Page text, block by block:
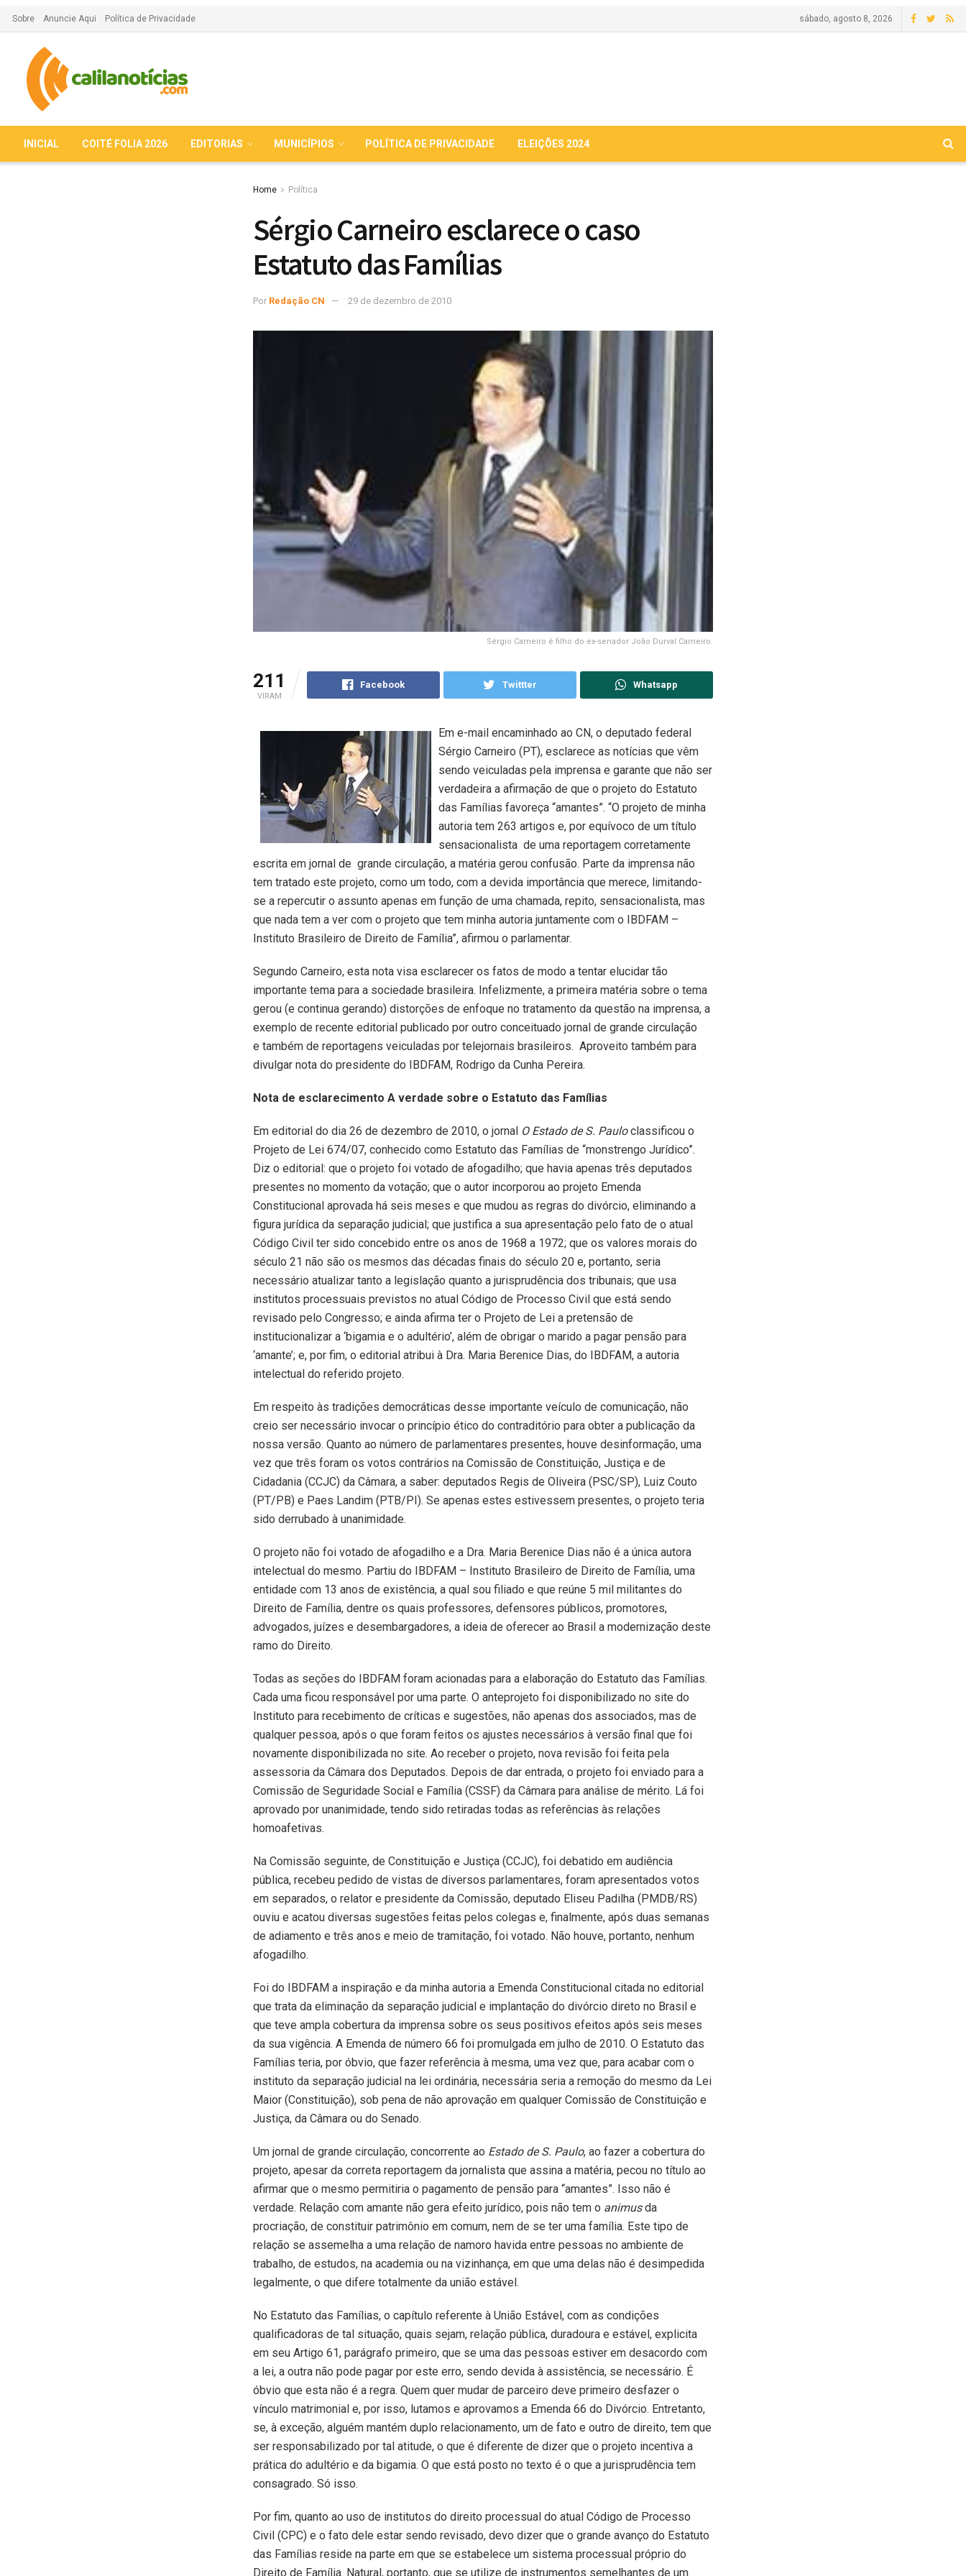
Sobre Anuncie Aqui Política de Privacidade sábado, agosto 8, 2026
INICIAL COITÉ FOLIA 2026 EDITORIAS MUNICÍPIOS POLÍTICA DE PRIVACIDADE ELEIÇÕES 2024
Home Política
Sérgio Carneiro esclarece o caso
Estatuto das Famílias
Por Redação CN 29 de dezembro de 2010
Sérgio Carneiro é filho do ex-senador João Durval Carneiro.
211
VIRAM
Facebook Twittter Whatsapp
Em e-mail encaminhado ao CN, o deputado federal
Sérgio Carneiro (PT), esclarece as notícias que vêm
sendo veiculadas pela imprensa e garante que não ser
verdadeira a afirmação de que o projeto do Estatuto
das Famílias favoreça “amantes”. “O projeto de minha
autoria tem 263 artigos e, por equívoco de um título
sensacionalista de uma reportagem corretamente
escrita em jornal de grande circulação, a matéria gerou confusão. Parte da imprensa não
tem tratado este projeto, como um todo, com a devida importância que merece, limitando-
se a repercutir o assunto apenas em função de uma chamada, repito, sensacionalista, mas
que nada tem a ver com o projeto que tem minha autoria juntamente com o IBDFAM –
Instituto Brasileiro de Direito de Família”, afirmou o parlamentar.
Segundo Carneiro, esta nota visa esclarecer os fatos de modo a tentar elucidar tão
importante tema para a sociedade brasileira. Infelizmente, a primeira matéria sobre o tema
gerou (e continua gerando) distorções de enfoque no tratamento da questão na imprensa, a
exemplo de recente editorial publicado por outro conceituado jornal de grande circulação
e também de reportagens veiculadas por telejornais brasileiros. Aproveito também para
divulgar nota do presidente do IBDFAM, Rodrigo da Cunha Pereira.
Nota de esclarecimento A verdade sobre o Estatuto das Famílias
Em editorial do dia 26 de dezembro de 2010, o jornal O Estado de S. Pauloclassificou o
Projeto de Lei 674/07, conhecido como Estatuto das Famílias de “monstrengo Jurídico”.
Diz o editorial: que o projeto foi votado de afogadilho; que havia apenas três deputados
presentes no momento da votação; que o autor incorporou ao projeto Emenda
Constitucional aprovada há seis meses e que mudou as regras do divórcio, eliminando a
figura jurídica da separação judicial; que justifica a sua apresentação pelo fato de o atual
Código Civil ter sido concebido entre os anos de 1968 a 1972; que os valores morais do
século 21 não são os mesmos das décadas finais do século 20 e, portanto, seria
necessário atualizar tanto a legislação quanto a jurisprudência dos tribunais; que usa
institutos processuais previstos no atual Código de Processo Civil que está sendo
revisado pelo Congresso; e ainda afirma ter o Projeto de Lei a pretensão de
institucionalizar a ‘bigamia e o adultério’, além de obrigar o marido a pagar pensão para
‘amante’; e, por fim, o editorial atribui à Dra. Maria Berenice Dias, do IBDFAM, a autoria
intelectual do referido projeto.
Em respeito às tradições democráticas desse importante veículo de comunicação, não
creio ser necessário invocar o princípio ético do contraditório para obter a publicação da
nossa versão. Quanto ao número de parlamentares presentes, houve desinformação, uma
vez que três foram os votos contrários na Comissão de Constituição, Justiça e de
Cidadania (CCJC) da Câmara, a saber: deputados Regis de Oliveira (PSC/SP), Luiz Couto
(PT/PB) e Paes Landim (PTB/PI). Se apenas estes estivessem presentes, o projeto teria
sido derrubado à unanimidade.
O projeto não foi votado de afogadilho e a Dra. Maria Berenice Dias não é a única autora
intelectual do mesmo. Partiu do IBDFAM – Instituto Brasileiro de Direito de Família, uma
entidade com 13 anos de existência, a qual sou filiado e que reúne 5 mil militantes do
Direito de Família, dentre os quais professores, defensores públicos, promotores,
advogados, juízes e desembargadores, a ideia de oferecer ao Brasil a modernização deste
ramo do Direito.
Todas as seções do IBDFAM foram acionadas para a elaboração do Estatuto das Famílias.
Cada uma ficou responsável por uma parte. O anteprojeto foi disponibilizado no site do
Instituto para recebimento de críticas e sugestões, não apenas dos associados, mas de
qualquer pessoa, após o que foram feitos os ajustes necessários à versão final que foi
novamente disponibilizada no site. Ao receber o projeto, nova revisão foi feita pela
assessoria da Câmara dos Deputados. Depois de dar entrada, o projeto foi enviado para a
Comissão de Seguridade Social e Família (CSSF) da Câmara para análise de mérito. Lá foi
aprovado por unanimidade, tendo sido retiradas todas as referências às relações
homoafetivas.
Na Comissão seguinte, de Constituição e Justiça (CCJC), foi debatido em audiência
pública, recebeu pedido de vistas de diversos parlamentares, foram apresentados votos
em separados, o relator e presidente da Comissão, deputado Eliseu Padilha (PMDB/RS)
ouviu e acatou diversas sugestões feitas pelos colegas e, finalmente, após duas semanas
de adiamento e três anos e meio de tramitação, foi votado. Não houve, portanto, nenhum
afogadilho.
Foi do IBDFAM a inspiração e da minha autoria a Emenda Constitucional citada no editorial
que trata da eliminação da separação judicial e implantação do divórcio direto no Brasil e
que teve ampla cobertura da imprensa sobre os seus positivos efeitos após seis meses
da sua vigência. A Emenda de número 66 foi promulgada em julho de 2010. O Estatuto das
Famílias teria, por óbvio, que fazer referência à mesma, uma vez que, para acabar com o
instituto da separação judicial na lei ordinária, necessária seria a remoção do mesmo da Lei
Maior (Constituição), sob pena de não aprovação em qualquer Comissão de Constituição e
Justiça, da Câmara ou do Senado.
Um jornal de grande circulação, concorrente ao Estado de S. Paulo, ao fazer a cobertura do
projeto, apesar da correta reportagem da jornalista que assina a matéria, pecou no título ao
afirmar que o mesmo permitiria o pagamento de pensão para “amantes”. Isso não é
verdade. Relação com amante não gera efeito jurídico, pois não tem o animusda
procriação, de constituir patrimônio em comum, nem de se ter uma família. Este tipo de
relação se assemelha a uma relação de namoro havida entre pessoas no ambiente de
trabalho, de estudos, na academia ou na vizinhança, em que uma delas não é desimpedida
legalmente, o que difere totalmente da união estável.
No Estatuto das Famílias, o capítulo referente à União Estável, com as condições
qualificadoras de tal situação, quais sejam, relação pública, duradoura e estável, explicita
em seu Artigo 61, parágrafo primeiro, que se uma das pessoas estiver em desacordo com
a lei, a outra não pode pagar por este erro, sendo devida à assistência, se necessário. É
óbvio que esta não é a regra. Quem quer mudar de parceiro deve primeiro desfazer o
vínculo matrimonial e, por isso, lutamos e aprovamos a Emenda 66 do Divórcio. Entretanto,
se, à exceção, alguém mantém duplo relacionamento, um de fato e outro de direito, tem que
ser responsabilizado por tal atitude, o que é diferente de dizer que o projeto incentiva a
prática do adultério e da bigamia. O que está posto no texto é o que a jurisprudência tem
consagrado. Só isso.
Por fim, quanto ao uso de institutos do direito processual do atual Código de Processo
Civil (CPC) e o fato dele estar sendo revisado, devo dizer que o grande avanço do Estatuto
das Famílias reside na parte em que se estabelece um sistema processual próprio do
Direito de Família. Natural, portanto, que se utilize de instrumentos semelhantes de um